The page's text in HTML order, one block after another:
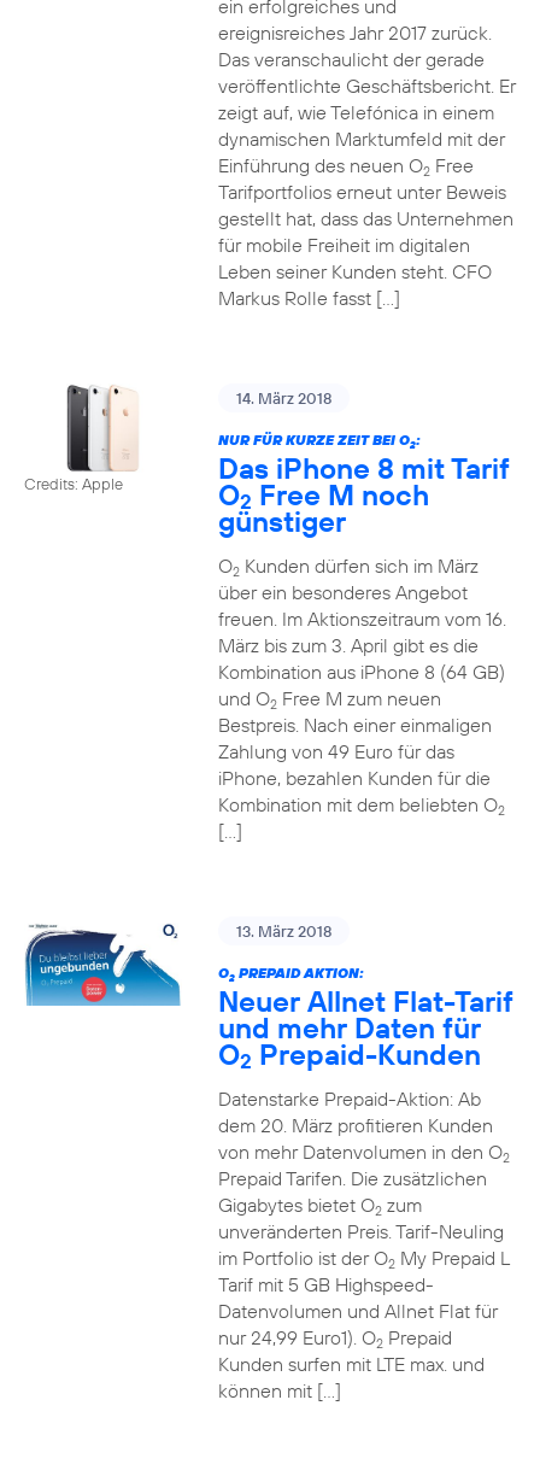
ein erfolgreiches und
ereignisreiches Jahr 2017 zurück.
Das veranschaulicht der gerade
veröffentlichte Geschäftsbericht. Er
zeigt auf, wie Telefónica in einem
dynamischen Marktumfeld mit der
Einführung des neuen O2Free
Tarifportfolios erneut unter Beweis
gestellt hat, dass das Unternehmen
für mobile Freiheit im digitalen
Leben seiner Kunden steht. CFO
Markus Rolle fasst […]
Credits: Apple
14. März 2018
NUR FÜR KURZE ZEIT BEI O2:
Das iPhone 8 mit Tarif
O2 Free M noch
günstiger
O2Kunden dürfen sich im März
über ein besonderes Angebot
freuen. Im Aktionszeitraum vom 16.
März bis zum 3. April gibt es die
Kombination aus iPhone 8 (64 GB)
und O2Free M zum neuen
Bestpreis. Nach einer einmaligen
Zahlung von 49 Euro für das
iPhone, bezahlen Kunden für die
Kombination mit dem beliebten O2
[…]
13. März 2018
O2PREPAID AKTION:
Neuer Allnet Flat-Tarif
und mehr Daten für
O2 Prepaid-Kunden
Datenstarke Prepaid-Aktion: Ab
dem 20. März profitieren Kunden
von mehr Datenvolumen in den O2
Prepaid Tarifen. Die zusätzlichen
Gigabytes bietet O2zum
unveränderten Preis. Tarif-Neuling
im Portfolio ist der O2My Prepaid L
Tarif mit 5 GB Highspeed-
Datenvolumen und Allnet Flat für
nur 24,99 Euro1). O2Prepaid
Kunden surfen mit LTE max. und
können mit […]